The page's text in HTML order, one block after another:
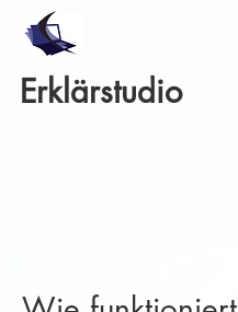
Erklärstudio